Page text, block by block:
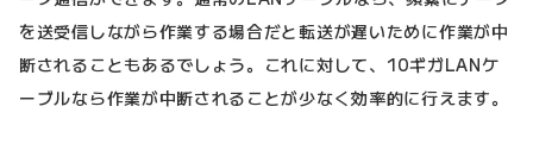
を送受信しながら作業する場合だと転送が遅いために作業が中
断されることもあるでしょう。これに対して、10ギガLANケ
ーブルなら作業が中断されることが少なく効率的に行えます。